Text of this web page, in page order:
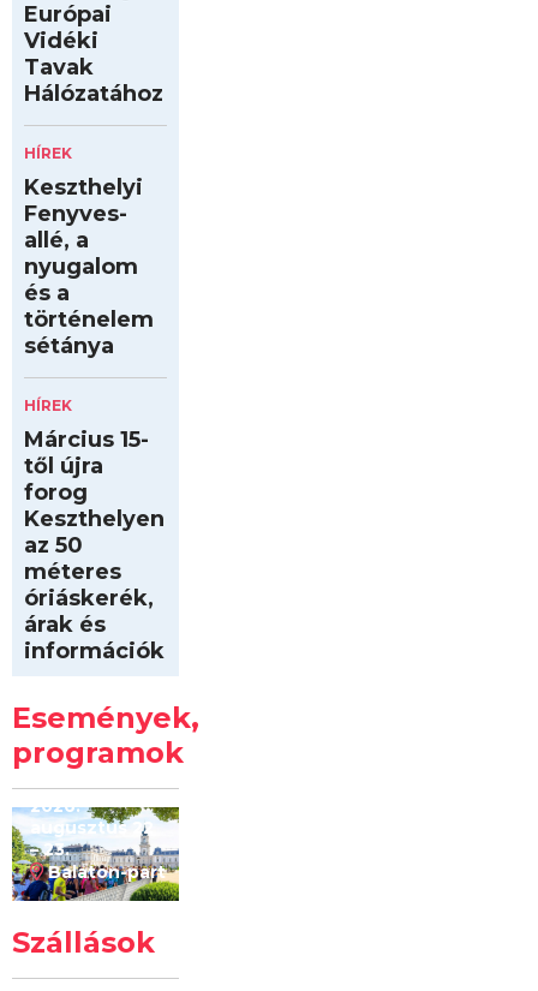
Európai
Vidéki
Tavak
Hálózatához
HÍREK
Keszthelyi
Fenyves-
allé, a
nyugalom
és a
történelem
sétánya
HÍREK
Március 15-
től újra
forog
Keszthelyen
az 50
méteres
óriáskerék,
árak és
információk
Események,
programok
Kilóméterek
2026
2026.
augusztus 22
– 23.
Balaton-part
Szállások